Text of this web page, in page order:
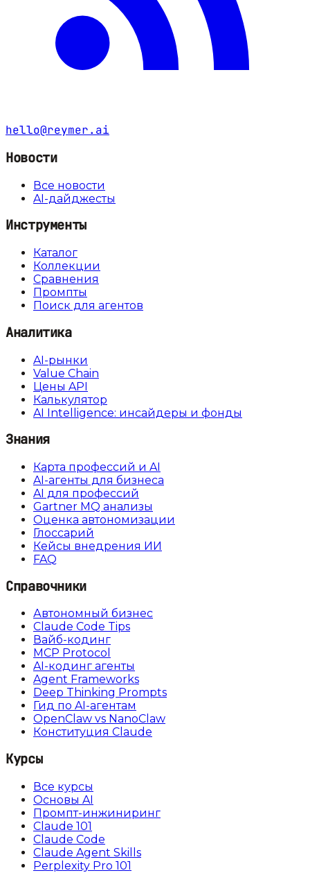
hello@reymer.ai
Новости
Все новости
AI-дайджесты
Инструменты
Каталог
Коллекции
Сравнения
Промпты
Поиск для агентов
Аналитика
AI-рынки
Value Chain
Цены API
Калькулятор
AI Intelligence: инсайдеры и фонды
Знания
Карта профессий и AI
AI-агенты для бизнеса
AI для профессий
Gartner MQ анализы
Оценка автономизации
Глоссарий
Кейсы внедрения ИИ
FAQ
Справочники
Автономный бизнес
Claude Code Tips
Вайб-кодинг
MCP Protocol
AI-кодинг агенты
Agent Frameworks
Deep Thinking Prompts
Гид по AI-агентам
OpenClaw vs NanoClaw
Конституция Claude
Курсы
Все курсы
Основы AI
Промпт-инжиниринг
Claude 101
Claude Code
Claude Agent Skills
Perplexity Pro 101